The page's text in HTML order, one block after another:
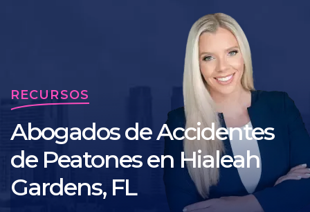
RECURSOS
Abogados de Accidentes
de Peatones en Hialeah
Gardens, FL